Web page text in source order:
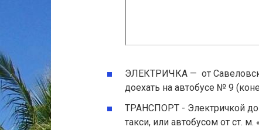
ЭЛЕКТРИЧКА — от
доехать на автобусе № 9
ТРАНСПОРТ - Электричкой до
такси, или автобусом от ст.